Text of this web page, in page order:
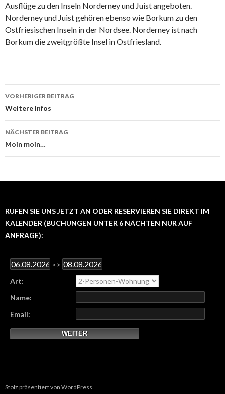
Ausflüge zu den Inseln Norderney und Juist angeboten.
Norderney und Juist gehören ebenso wie Borkum zu den
Ostfriesischen Inseln in der Nordsee. Norderney ist nach
Borkum die zweitgrößte Insel in Ostfriesland.
Beitragsnavigation
VORHERIGER BEITRAG
Weitere Infos
NÄCHSTER BEITRAG
Moin moin…
RUFEN SIE UNS JETZT AN ODER RESERVIEREN SIE DIREKT IM
KALENDER (BUCHUNGEN UNTER 6 NÄCHTEN NUR AUF
ANFRAGE):
>>
Art:
Name:
Email:
Stolz präsentiert von WordPress